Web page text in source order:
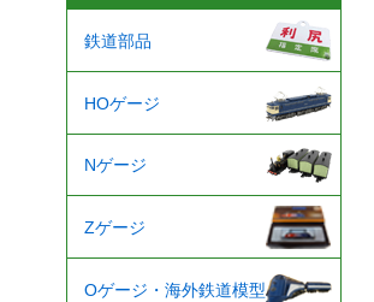
鉄道部品
HOゲージ
Nゲージ
Zゲージ
Oゲージ・海外鉄道模型